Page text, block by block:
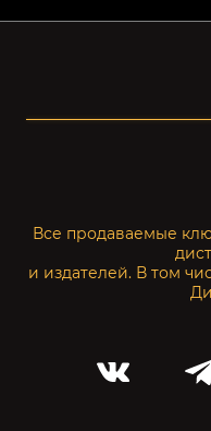
Все продаваемые
и издателей. В том